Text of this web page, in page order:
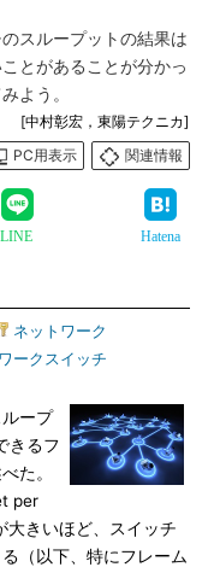
スループットの結果は
とがあることが分かっ
よう。
[中村彰宏，東陽テクニカ]
PC用表示
関連情報
LINE Hatena
ネットワーク
ークスイッチ
ープ
きるフ
た。
per
きいほど、スイッチ
（以下、特にフレーム